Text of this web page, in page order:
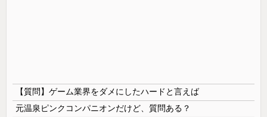
【質問】ゲーム業界をダメにしたハードと言えば
元温泉ピンクコンパニオンだけど、質問ある？